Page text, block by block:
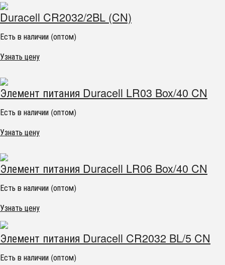
Duracell CR2032/2BL (CN)
Есть в наличии (оптом)
Узнать цену
Элемент питания Duracell LR03 Box/40 CN
Есть в наличии (оптом)
Узнать цену
Элемент питания Duracell LR06 Box/40 CN
Есть в наличии (оптом)
Узнать цену
Элемент питания Duracell CR2032 BL/5 CN
Есть в наличии (оптом)